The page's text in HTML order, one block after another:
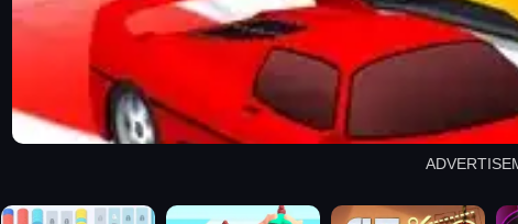
merge coin fat to fit cut the rope